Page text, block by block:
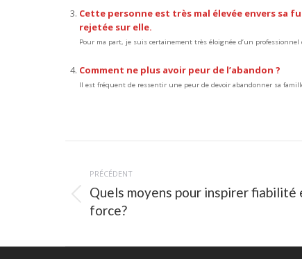
Cette personne est très mal élevée envers sa
rejetée sur elle.
Pour ma part, je suis certainement très éloignée d’un
Comment ne plus avoir peur de l’abandon ?
Il est fréquent de ressentir une peur de devoir abandonner sa
articlePRÉCÉDENT
Article
précédent
Quels moyens pour inspirer fiabilité
force?